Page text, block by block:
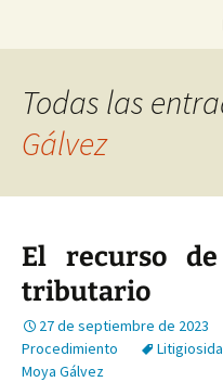
Todas las
Gálvez
El recurso
tributario
27 de septiembre de 2023
Procedimiento
Moya Gálvez